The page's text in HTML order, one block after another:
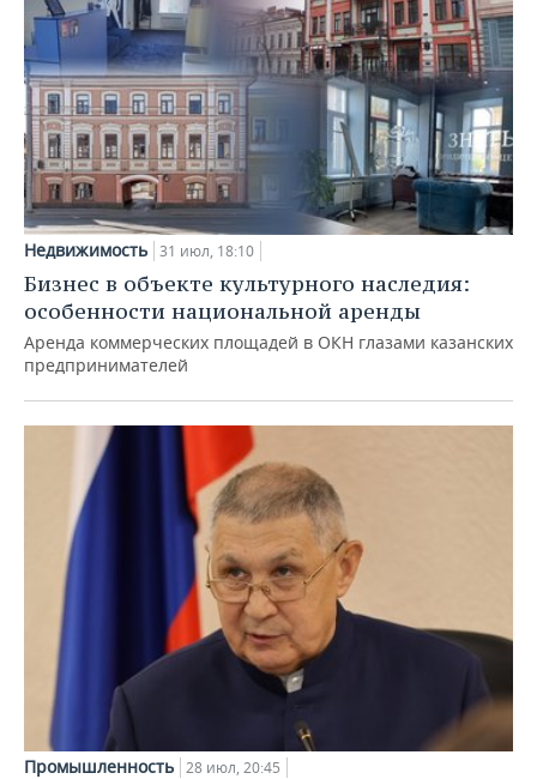
Недвижимость 31 июл, 18:10
Бизнес в объекте культурного наследия:
особенности национальной аренды
Аренда коммерческих площадей в ОКН глазами казанских
предпринимателей
Промышленность 28 июл, 20:45